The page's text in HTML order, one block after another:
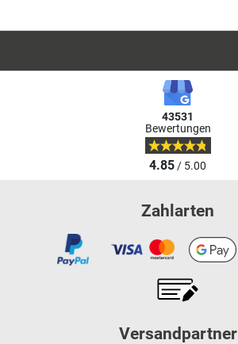
43531
Bewertungen
4.85/ 5.00
Zahlarten
Versandpartner